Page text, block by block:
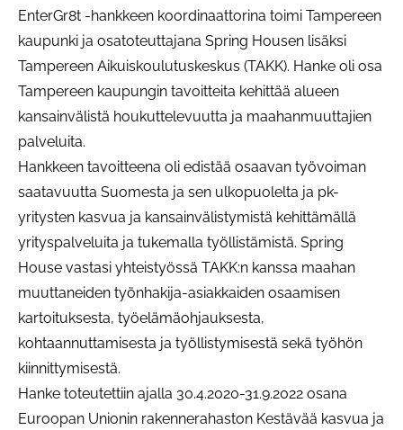
EnterGr8t -hankkeen koordinaattorina toimi Tampereen
kaupunki ja osatoteuttajana Spring Housen lisäksi
Tampereen Aikuiskoulutuskeskus (TAKK). Hanke oli osa
Tampereen kaupungin tavoitteita kehittää alueen
kansainvälistä houkuttelevuutta ja maahanmuuttajien
palveluita.
Hankkeen tavoitteena oli edistää osaavan työvoiman
saatavuutta Suomesta ja sen ulkopuolelta ja pk-
yritysten kasvua ja kansainvälistymistä kehittämällä
yrityspalveluita ja tukemalla työllistämistä. Spring
House vastasi yhteistyössä TAKK:n kanssa maahan
muuttaneiden työnhakija-asiakkaiden osaamisen
kartoituksesta, työelämäohjauksesta,
kohtaannuttamisesta ja työllistymisestä sekä työhön
kiinnittymisestä.
Hanke toteutettiin ajalla 30.4.2020-31.9.2022 osana
Euroopan Unionin rakennerahaston Kestävää kasvua ja